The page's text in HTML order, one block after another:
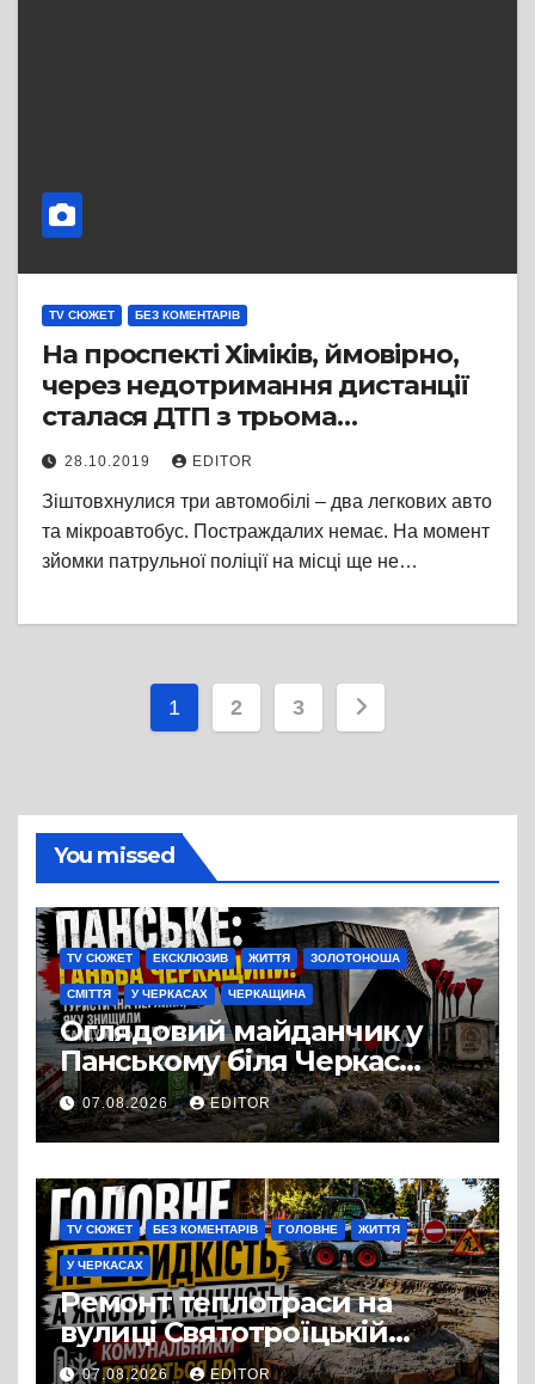
TV СЮЖЕТ БЕЗ КОМЕНТАРІВ
На проспекті Хіміків, ймовірно,
через недотримання дистанції
сталася ДТП з трьома
учасниками
28.10.2019 EDITOR
Зіштовхнулися три автомобілі – два легкових авто
та мікроавтобус. Постраждалих немає. На момент
зйомки патрульної поліції на місці ще не…
Пагінація
1 2 3
You missed
TV СЮЖЕТ ЕКСКЛЮЗИВ ЖИТТЯ ЗОЛОТОНОША
СМІТТЯ У ЧЕРКАСАХ ЧЕРКАЩИНА
Оглядовий майданчик у
Панському біля Черкас
перетворився на занедбане
сміттєзвалище
07.08.2026 EDITOR
TV СЮЖЕТ БЕЗ КОМЕНТАРІВ ГОЛОВНЕ ЖИТТЯ
У ЧЕРКАСАХ
Ремонт теплотраси на
вулиці Святотроїцькій
затягнувся порівняно із
07.08.2026 EDITOR